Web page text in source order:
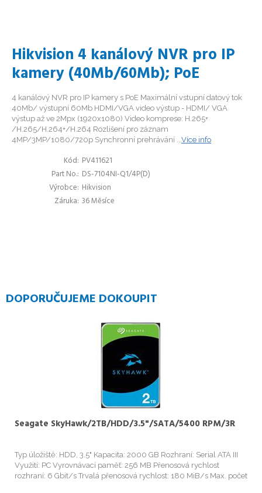
Hikvision 4 kanálový NVR pro IP
kamery (40Mb/60Mb); PoE
4 kanálový NVR pro IP kamery s PoE Maximální vstupní datový tok
40Mb/ výstupní 60Mb HDMI/VGA video výstup - HDMI/ VGA
výstup až ve 2Mpx (1920x1080) Video komprese: H.265+
/H.265/H.264+/H.264 Rozlišení pro záznam
4MP/3MP/1080/720p Synchronní prehrávání ...Více info
Kód PV411621
Part No. DS-7104NI-Q1/4P(D)
Výrobce Hikvision
Záruka 36 Měsíce
DOPORUČUJEME DOKOUPIT
Seagate SkyHawk/2TB/HDD/3.5"/SATA/5400 RPM/3R
Typ úložiště: HDD, 3.5" Kapacita: 2000 GB Rozhraní: Serial ATA III
Využití: PC Vyrovnávací paměť: 256 MB Přenosová rychlost
rozhraní: 6 Gbit/s Trvalá přenosová rychlost: 180 MiB/s Max. počet